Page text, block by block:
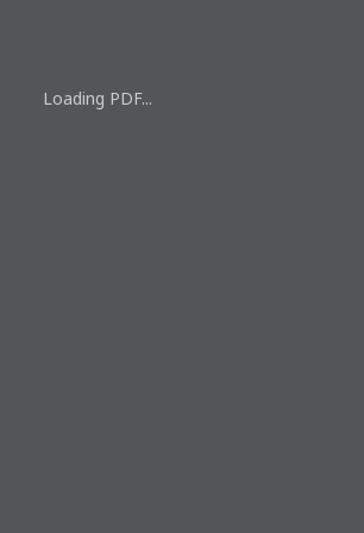
Loading PDF...